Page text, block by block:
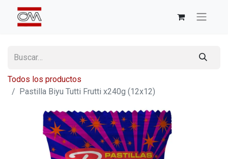
Todos los productos
Pastilla Biyu Tutti Frutti x240g (12x12)